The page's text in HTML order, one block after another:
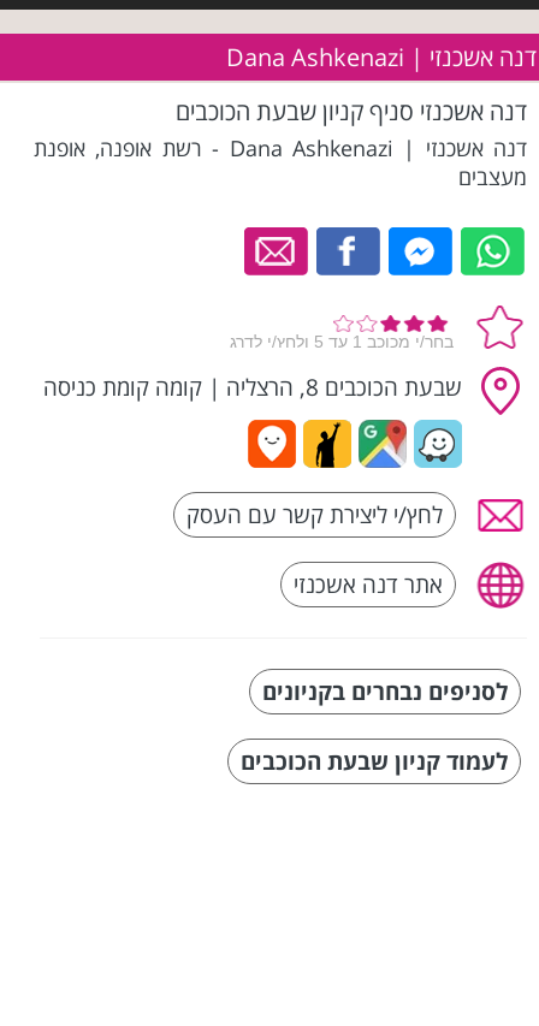
דנה אשכנזי | Dana Ashkenazi
דנה אשכנזי סניף קניון שבעת הכוכבים
דנה אשכנזי | Dana Ashkenazi - רשת אופנה, אופנת
מעצבים
שבעת הכוכבים 8, הרצליה | קומה קומת כניסה
לחץ/י ליצירת קשר עם העסק
אתר דנה אשכנזי
לסניפים נבחרים בקניונים
לעמוד קניון שבעת הכוכבים